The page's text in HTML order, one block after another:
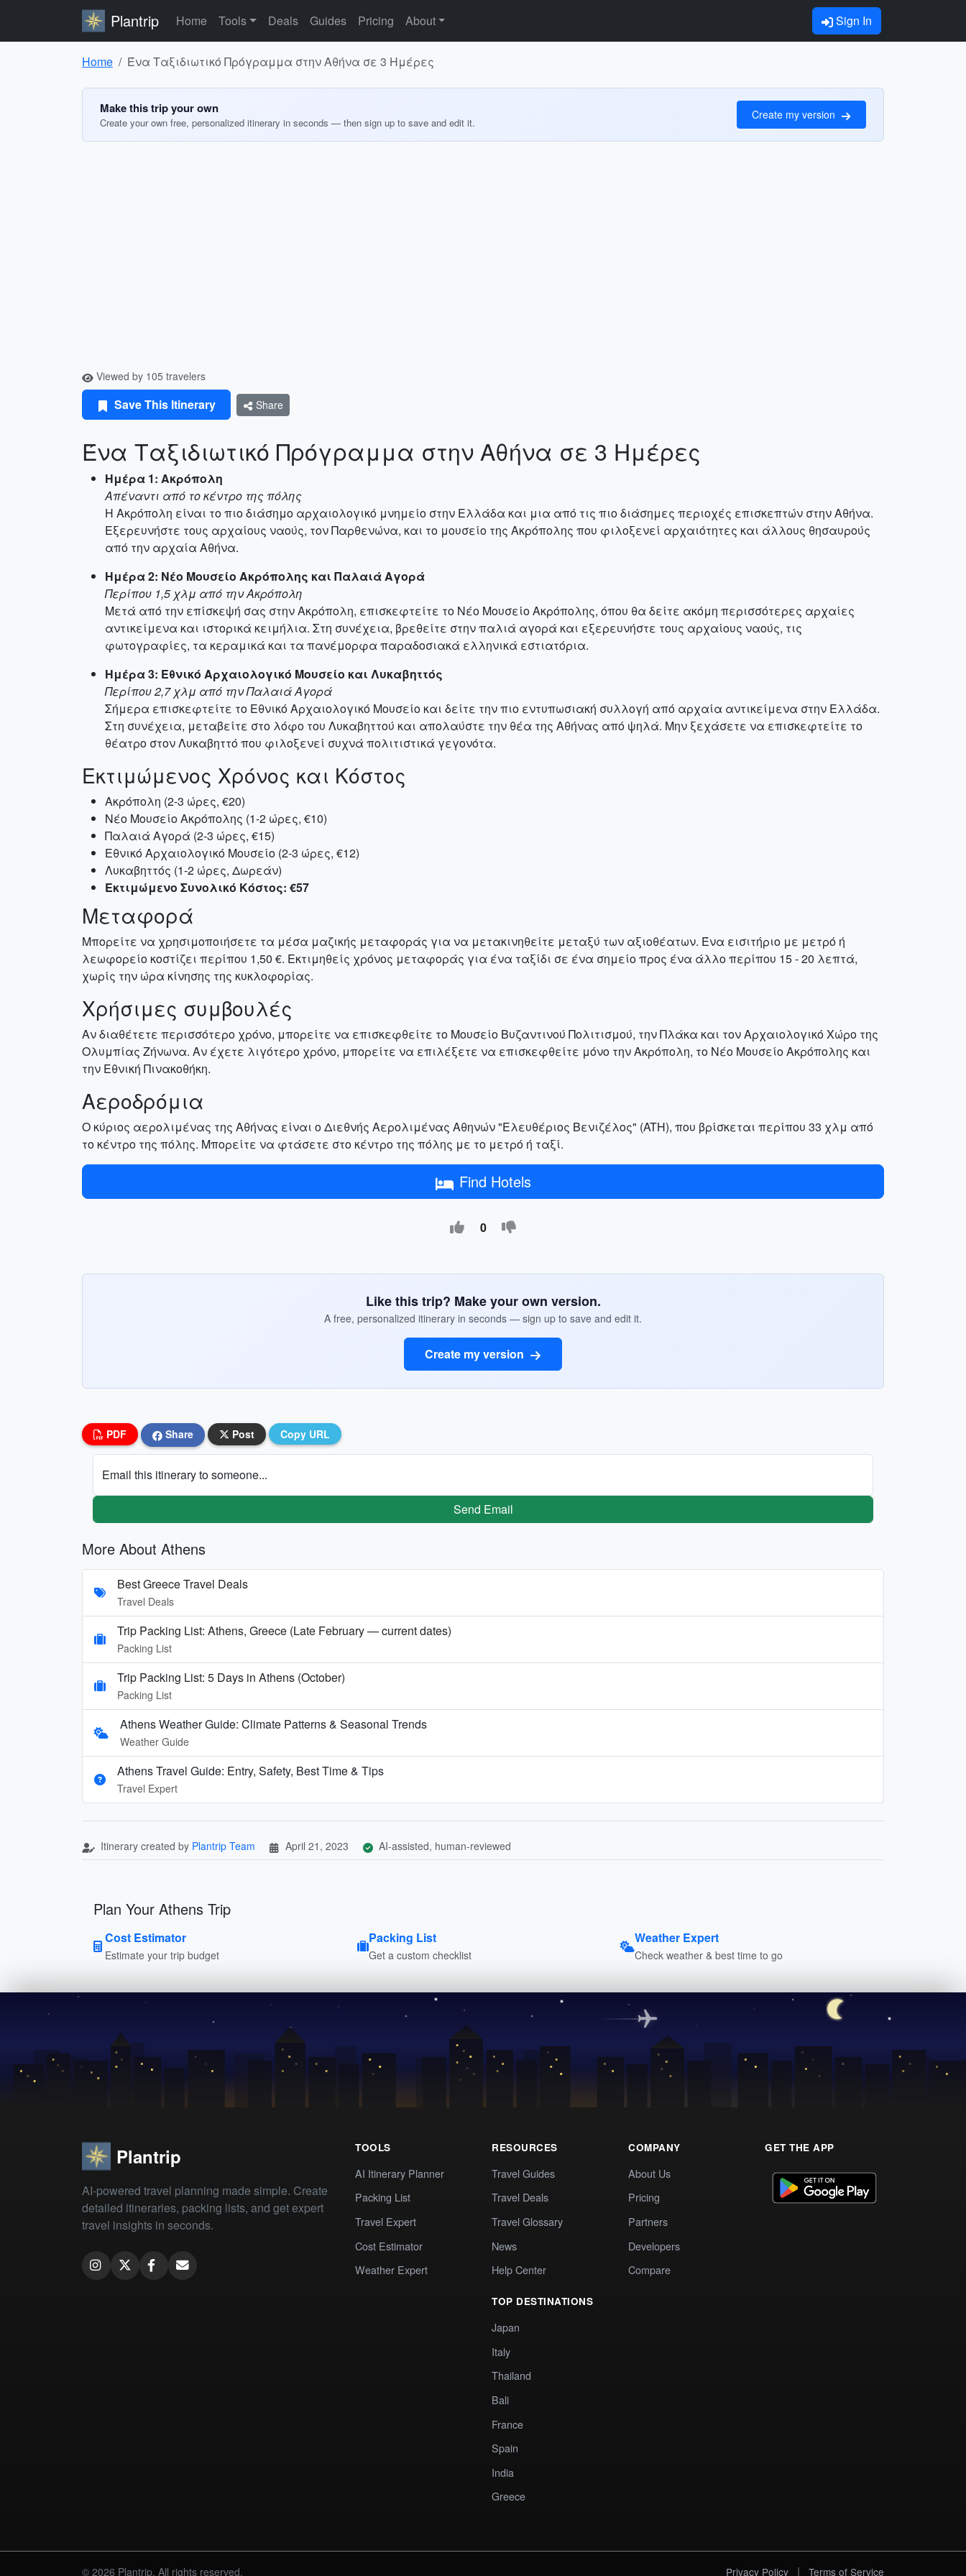
Plantrip Home Tools Deals Guides Pricing About Sign In
Home Ένα Ταξιδιωτικό Πρόγραμμα στην Αθήνα σε 3 Ημέρες
Make this trip your own
Create your own free, personalized itinerary in seconds — then sign up to save and edit it.
Create my version
Viewed by 105 travelers
Save This Itinerary Share
Ένα Ταξιδιωτικό Πρόγραμμα στην Αθήνα σε 3 Ημέρες
Ημέρα 1: Ακρόπολη
Απέναντι από το κέντρο της πόλης
Η Ακρόπολη είναι το πιο διάσημο αρχαιολογικό μνημείο στην Ελλάδα και μια από τις πιο διάσημες περιοχές επισκεπτών στην Αθήνα.
Εξερευνήστε τους αρχαίους ναούς, τον Παρθενώνα, και το μουσείο της Ακρόπολης που φιλοξενεί αρχαιότητες και άλλους θησαυρούς
από την αρχαία Αθήνα.
Ημέρα 2: Νέο Μουσείο Ακρόπολης και Παλαιά Αγορά
Περίπου 1,5 χλμ από την Ακρόπολη
Μετά από την επίσκεψή σας στην Ακρόπολη, επισκεφτείτε το Νέο Μουσείο Ακρόπολης, όπου θα δείτε ακόμη περισσότερες αρχαίες
αντικείμενα και ιστορικά κειμήλια. Στη συνέχεια, βρεθείτε στην παλιά αγορά και εξερευνήστε τους αρχαίους ναούς, τις
φωτογραφίες, τα κεραμικά και τα πανέμορφα παραδοσιακά ελληνικά εστιατόρια.
Ημέρα 3: Εθνικό Αρχαιολογικό Μουσείο και Λυκαβηττός
Περίπου 2,7 χλμ από την Παλαιά Αγορά
Σήμερα επισκεφτείτε το Εθνικό Αρχαιολογικό Μουσείο και δείτε την πιο εντυπωσιακή συλλογή από αρχαία αντικείμενα στην Ελλάδα.
Στη συνέχεια, μεταβείτε στο λόφο του Λυκαβηττού και απολαύστε την θέα της Αθήνας από ψηλά. Μην ξεχάσετε να επισκεφτείτε το
θέατρο στον Λυκαβηττό που φιλοξενεί συχνά πολιτιστικά γεγονότα.
Εκτιμώμενος Χρόνος και Κόστος
Ακρόπολη (2-3 ώρες, €20)
Νέο Μουσείο Ακρόπολης (1-2 ώρες, €10)
Παλαιά Αγορά (2-3 ώρες, €15)
Εθνικό Αρχαιολογικό Μουσείο (2-3 ώρες, €12)
Λυκαβηττός (1-2 ώρες, Δωρεάν)
Εκτιμώμενο Συνολικό Κόστος: €57
Μεταφορά
Μπορείτε να χρησιμοποιήσετε τα μέσα μαζικής μεταφοράς για να μετακινηθείτε μεταξύ των αξιοθέατων. Ένα εισιτήριο με μετρό ή
λεωφορείο κοστίζει περίπου 1,50 €. Εκτιμηθείς χρόνος μεταφοράς για ένα ταξίδι σε ένα σημείο προς ένα άλλο περίπου 15 - 20 λεπτά,
χωρίς την ώρα κίνησης της κυκλοφορίας.
Χρήσιμες συμβουλές
Αν διαθέτετε περισσότερο χρόνο, μπορείτε να επισκεφθείτε το Μουσείο Βυζαντινού Πολιτισμού, την Πλάκα και τον Αρχαιολογικό Χώρο της
Ολυμπίας Ζήνωνα. Αν έχετε λιγότερο χρόνο, μπορείτε να επιλέξετε να επισκεφθείτε μόνο την Ακρόπολη, το Νέο Μουσείο Ακρόπολης και
την Εθνική Πινακοθήκη.
Αεροδρόμια
Ο κύριος αερολιμένας της Αθήνας είναι ο Διεθνής Αερολιμένας Αθηνών "Ελευθέριος Βενιζέλος" (ATH), που βρίσκεται περίπου 33 χλμ από
το κέντρο της πόλης. Μπορείτε να φτάσετε στο κέντρο της πόλης με το μετρό ή ταξί.
Find Hotels
0
Like this trip? Make your own version.
A free, personalized itinerary in seconds — sign up to save and edit it.
Create my version
PDF Share Post Copy URL
Email this itinerary to someone...
Send Email
More About Athens
Best Greece Travel Deals
Travel Deals
Trip Packing List: Athens, Greece (Late February — current dates)
Packing List
Trip Packing List: 5 Days in Athens (October)
Packing List
Athens Weather Guide: Climate Patterns & Seasonal Trends
Weather Guide
Athens Travel Guide: Entry, Safety, Best Time & Tips
Travel Expert
Itinerary created by Plantrip Team April 21, 2023 AI-assisted, human-reviewed
Plan Your Athens Trip
Cost Estimator
Estimate your trip budget
Packing List
Get a custom checklist
Weather Expert
Check weather & best time to go
Plantrip
AI-powered travel planning made simple. Create
detailed itineraries, packing lists, and get expert
travel insights in seconds.
TOOLS
AI Itinerary Planner
Packing List
Travel Expert
Cost Estimator
Weather Expert
RESOURCES
Travel Guides
Travel Deals
Travel Glossary
News
Help Center
TOP DESTINATIONS
Japan
Italy
Thailand
Bali
France
Spain
India
Greece
COMPANY
About Us
Pricing
Partners
Developers
Compare
GET THE APP
© 2026 Plantrip. All rights reserved. Privacy Policy | Terms of Service